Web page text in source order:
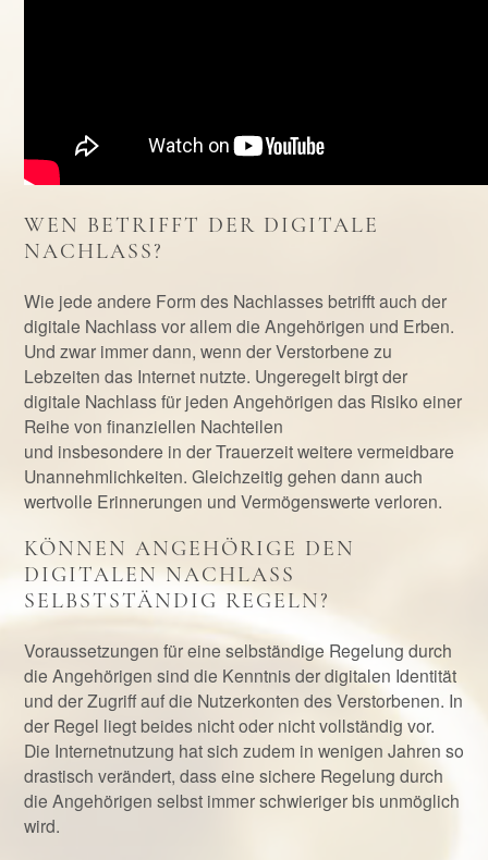
WEN BETRIFFT DER DIGITALE
NACHLASS?
Wie jede andere Form des Nachlasses betrifft auch der
digitale Nachlass vor allem die Angehörigen und Erben.
Und zwar immer dann, wenn der Verstorbene zu
Lebzeiten das Internet nutzte. Ungeregelt birgt der
digitale Nachlass für jeden Angehörigen das Risiko einer
Reihe von finanziellen Nachteilen
und insbesondere in der Trauerzeit weitere vermeidbare
Unannehmlichkeiten. Gleichzeitig gehen dann auch
wertvolle Erinnerungen und Vermögenswerte verloren.
KÖNNEN ANGEHÖRIGE DEN
DIGITALEN NACHLASS
SELBSTSTÄNDIG REGELN?
Voraussetzungen für eine selbständige Regelung durch
die Angehörigen sind die Kenntnis der digitalen Identität
und der Zugriff auf die Nutzerkonten des Verstorbenen. In
der Regel liegt beides nicht oder nicht vollständig vor.
Die Internetnutzung hat sich zudem in wenigen Jahren so
drastisch verändert, dass eine sichere Regelung durch
die Angehörigen selbst immer schwieriger bis unmöglich
wird.